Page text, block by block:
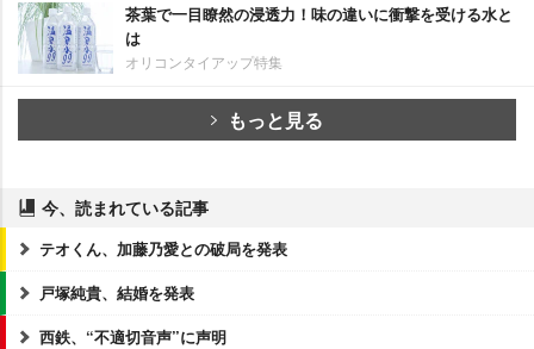
茶葉で一目瞭然の浸透力！味の違いに衝撃を受ける水と
は
オリコンタイアップ特集
もっと見る
今、読まれている記事
テオくん、加藤乃愛との破局を発表
戸塚純貴、結婚を発表
西鉄、“不適切音声”に声明